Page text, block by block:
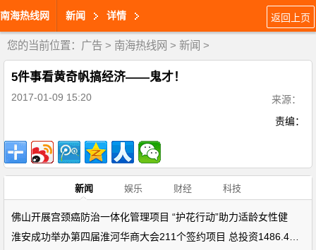
南海热线网 新闻 详情 返回上页
您的当前位置： 广告 > 南海热线网 > 新闻 >
5件事看黄奇帆搞经济——鬼才！
2017-01-09 15:20
来源：
责编：
新闻 娱乐 财经 科技
佛山开展宫颈癌防治一体化管理项目 “护花行动”助力适龄女性健